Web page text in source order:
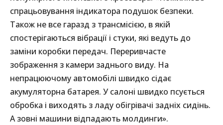
спрацьовування індикатора подушок безпеки.
Також не все гаразд з трансмісією, в якій
спостерігаються вібрації і стуки, які ведуть до
заміни коробки передач. Переривчасте
зображення з камери заднього виду. На
непрацюючому автомобілі швидко сідає
акумуляторна батарея. У салоні швидко псується
обробка і виходять з ладу обігрівачі задніх сидінь.
А зовні машини відпадають молдинги».